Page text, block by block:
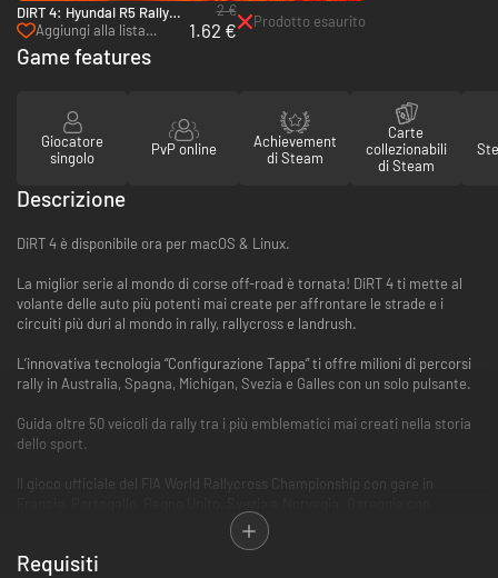
DiRT 4: Hyundai R5 Rally
Car - PC & Mac (Steam)
Aggiungi alla lista
desideri
2 €
1.62 € Prodotto esaurito
Game features
Giocatore
singolo
PvP online
Achievement
di Steam
Carte
collezionabili
di Steam
Descrizione
DiRT 4 è disponibile ora per macOS & Linux.
La miglior serie al mondo di corse off-road è tornata! DiRT 4 ti mette al
volante delle auto più potenti mai create per affrontare le strade e i
circuiti più duri al mondo in rally, rallycross e landrush.
L’innovativa tecnologia “Configurazione Tappa” ti offre milioni di percorsi
rally in Australia, Spagna, Michigan, Svezia e Galles con un solo pulsante.
Guida oltre 50 veicoli da rally tra i più emblematici mai creati nella storia
dello sport.
Il gioco ufficiale del FIA World Rallycross Championship con gare in
Supercar, RX2, Super 1600 e rallycross Gruppo B.
Incredibili gare landrush su corto tracciato con buggy e pick-up in
California, Nevada e Messico.
Requisiti